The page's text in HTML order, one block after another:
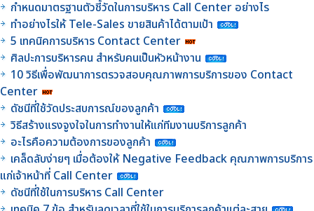
กำหนดมาตรฐานตัวชี้วัดในการบริหาร Call Center อย่างไร
ทำอย่างไรให้ Tele-Sales ขายสินค้าได้ตามเป้า
5 เทคนิคการบริหาร Contact Center
ศิลปะการบริหารคน สำหรับคนเป็นหัวหน้างาน
10 วิธีเพื่อพัฒนาการตรวจสอบคุณภาพการบริการของ Contact
Center
ดัชนีที่ใช้วัดประสบการณ์ของลูกค้า
วิธีสร้างแรงจูงใจในการทำงานให้แก่ทีมงานบริการลูกค้า
อะไรคือความต้องการของลูกค้า
เคล็ดลับง่ายๆ เมื่อต้องให้ Negative Feedback คุณภาพการบริการ
แก่เจ้าหน้าที่ Call Center
ดัชนีที่ใช้ในการบริหาร Call Center